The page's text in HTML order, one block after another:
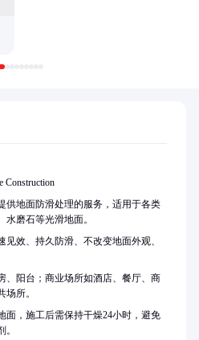
Construction
供地面防滑处理的服务，适用于各类
水磨石等光滑地面。
见效、持久防滑、不改变地面外观、
、阳台；商业场所如酒店、餐厅、商
场所。
面，施工后需保持干燥24小时，避免